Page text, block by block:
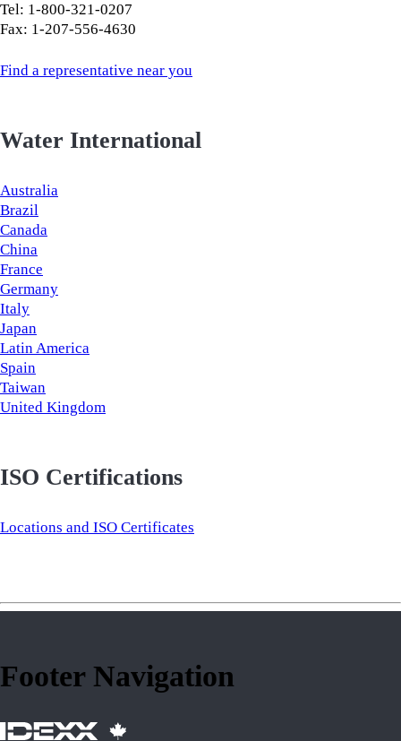
Tel: 1-800-321-0207
Fax: 1-207-556-4630
Find a representative near you
Water International
Australia
Brazil
Canada
China
France
Germany
Italy
Japan
Latin America
Spain
Taiwan
United Kingdom
ISO Certifications
Locations and ISO Certificates
Footer Navigation